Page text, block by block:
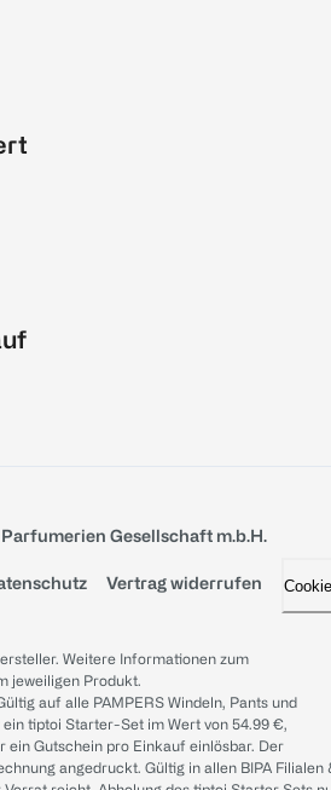
Gesellschaft m.b.H.
Vertrag widerrufen
Weitere Informationen zum
jeweiligen Produkt.
auf alle PAMPERS Windeln, Pants und
tiptoi Starter-Set im Wert von 54.99 €,
ein Gutschein pro Einkauf einlösbar. Der
angedruckt. Gültig in allen BIPA Filialen